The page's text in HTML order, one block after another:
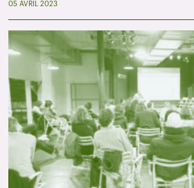
05 AVRIL 2023